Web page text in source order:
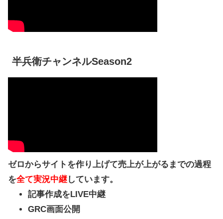
半兵衛チャンネルSeason2
ゼロからサイトを作り上げて売上が上がるまでの過程
を全て実況中継しています。
記事作成をLIVE中継
GRC画面公開